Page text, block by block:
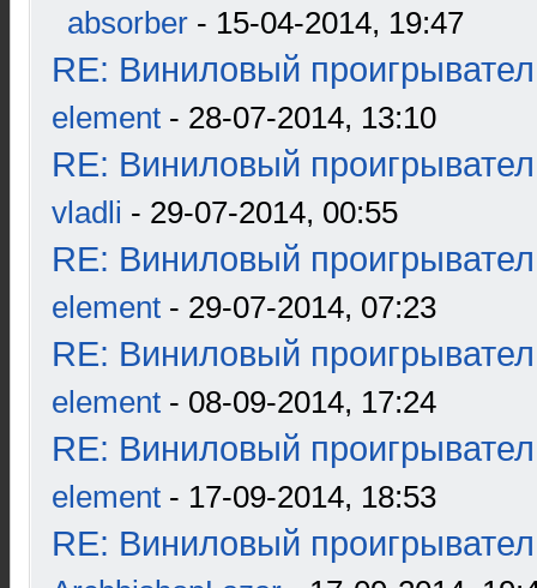
absorber - 15-04-2014, 19:47
RE: Виниловый
element - 28-07-2014, 13:10
RE: Виниловый
vladli - 29-07-2014, 00:55
RE: Виниловый
element - 29-07-2014, 07:23
RE: Виниловый
element - 08-09-2014, 17:24
RE: Виниловый
element - 17-09-2014, 18:53
RE: Виниловый